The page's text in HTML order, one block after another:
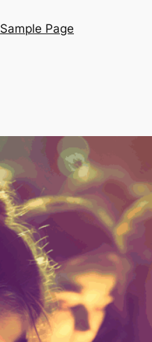
Sample Page